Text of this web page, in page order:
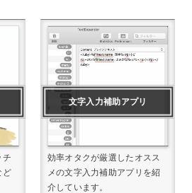
チ
ど
文字入力補助アプリ
効率オタクが厳選したオスス
メの文字入力補助アプリを紹
介しています。